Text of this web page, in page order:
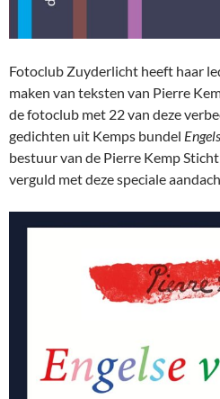
Fotoclub Zuyderlicht heeft haar
maken van teksten van Pierre
de fotoclub met 22 van deze
gedichten uit Kemps bundel
bestuur van de Pierre Kemp
verguld met deze speciale